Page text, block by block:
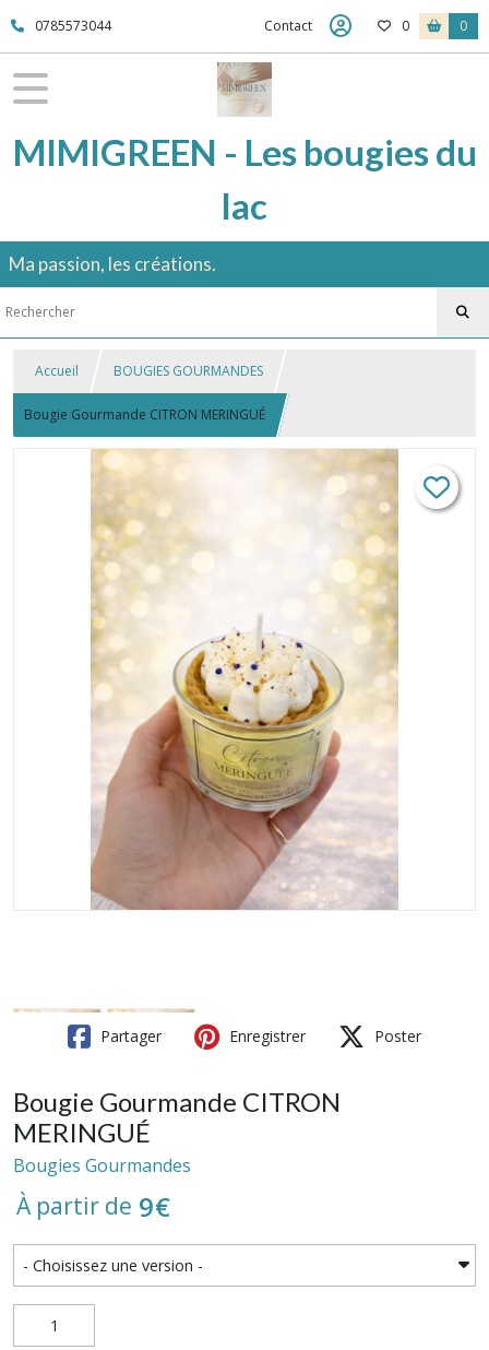
0785573044 Contact 0 0
MIMIGREEN - Les bougies du
lac
Ma passion, les créations.
Accueil BOUGIES GOURMANDES
Bougie Gourmande CITRON MERINGUÉ
Partager Enregistrer Poster
Bougie Gourmande CITRON
MERINGUÉ
Bougies Gourmandes
À partir de 9€